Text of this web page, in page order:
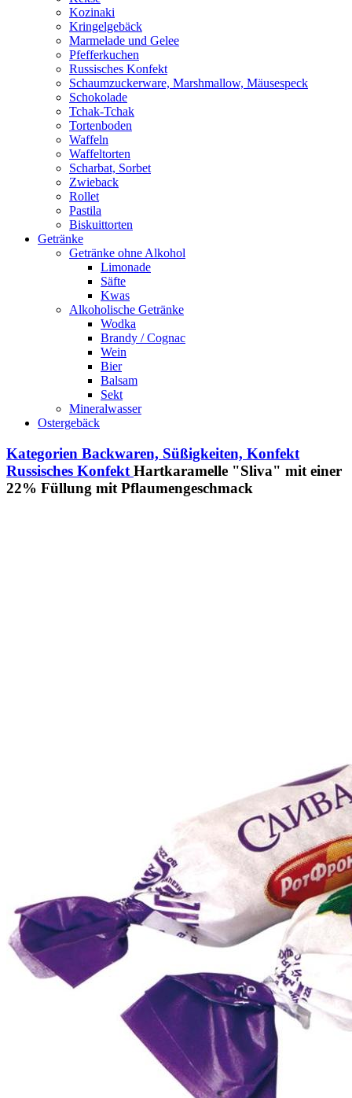
Kozinaki
Kringelgebäck
Marmelade und Gelee
Pfefferkuchen
Russisches Konfekt
Schaumzuckerware, Marshmallow, Mäusespeck
Schokolade
Tchak-Tchak
Tortenboden
Waffeln
Waffeltorten
Scharbat, Sorbet
Zwieback
Rollet
Pastila
Biskuittorten
Getränke
Getränke ohne Alkohol
Limonade
Säfte
Kwas
Alkoholische Getränke
Wodka
Brandy / Cognac
Wein
Bier
Balsam
Sekt
Mineralwasser
Ostergebäck
Kategorien Backwaren, Süßigkeiten, Konfekt
Russisches Konfekt Hartkaramelle "Sliva" mit einer
22% Füllung mit Pflaumengeschmack